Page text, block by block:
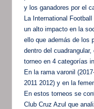
y los ganadores por el
La International
un alto impacto en la
ello que además de los
dentro del
torneo en 4 categorías
En la rama varonil
2011 2012) y en la
En estos torneos se
Club Cruz Azul que